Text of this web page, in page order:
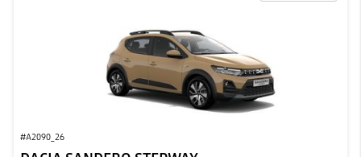
#A2090_26